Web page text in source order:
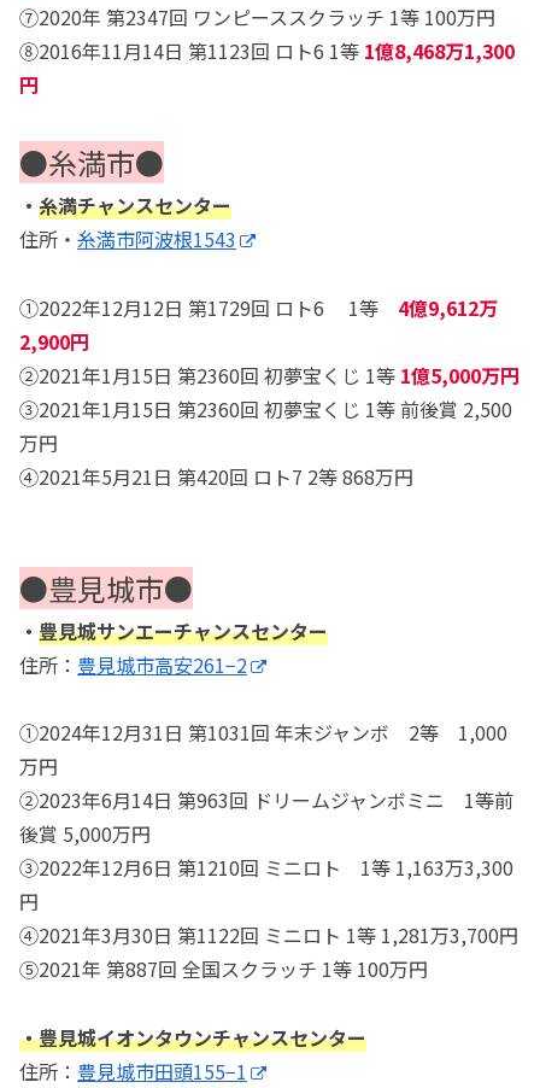
⑦2020年 第2347回 ワンピーススクラッチ 1等 100万円
⑧2016年11月14日 第1123回 ロト6 1等 1億8,468万1,300
円
●糸満市●
・ 糸満チャンスセンター
住所・ 糸満市阿波根1543
①2022年12月12日 第1729回 ロト6 1等 4億9,612万
2,900円
②2021年1月15日 第2360回 初夢宝くじ 1等 1億5,000万円
③2021年1月15日 第2360回 初夢宝くじ 1等 前後賞 2,500
万円
④2021年5月21日 第420回 ロト7 2等 868万円
●豊見城市●
・ 豊見城サンエーチャンスセンター
住所： 豊見城市高安261−2
①2024年12月31日 第1031回 年末ジャンボ 2等 1,000
万円
②2023年6月14日 第963回 ドリームジャンボミニ 1等前
後賞 5,000万円
③2022年12月6日 第1210回 ミニロト 1等 1,163万3,300
円
④2021年3月30日 第1122回 ミニロト 1等 1,281万3,700円
⑤2021年 第887回 全国スクラッチ 1等 100万円
・豊見城イオンタウンチャンスセンター
住所： 豊見城市田頭155−1